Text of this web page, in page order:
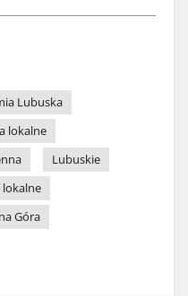
Lubuska
lokalne
Lubuskie
Góra